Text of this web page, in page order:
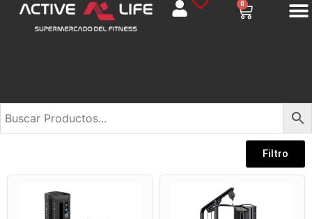
0
PROMO DOMESTICO
UNCATEGORIZED
Filtro